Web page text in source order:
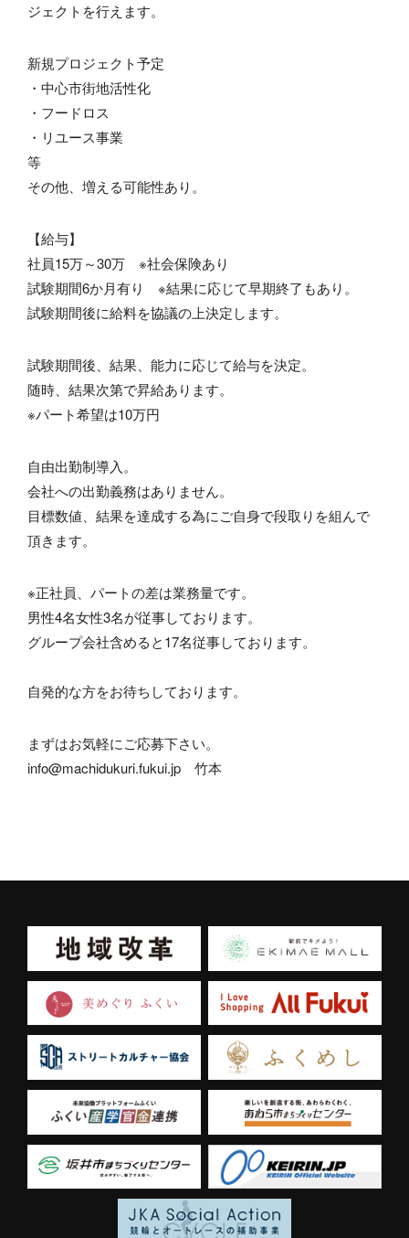
ジェクトを行えます。
新規プロジェクト予定
・中心市街地活性化
・フードロス
・リユース事業
等
その他、増える可能性あり。
【給与】
社員15万～30万 ※社会保険あり
試験期間6か月有り ※結果に応じて早期終了もあり。
試験期間後に給料を協議の上決定します。
試験期間後、結果、能力に応じて給与を決定。
随時、結果次第で昇給あります。
※パート希望は10万円
自由出勤制導入。
会社への出勤義務はありません。
目標数値、結果を達成する為にご自身で段取りを組んで
頂きます。
※正社員、パートの差は業務量です。
男性4名女性3名が従事しております。
グループ会社含めると17名従事しております。
自発的な方をお待ちしております。
まずはお気軽にご応募下さい。
info@machidukuri.fukui.jp 竹本